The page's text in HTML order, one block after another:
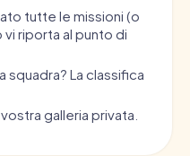
tutte le missioni (o
riporta al punto di
squadra? La classifica
galleria privata.